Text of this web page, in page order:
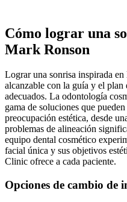
Cómo lograr una
Mark Ronson
Lograr una sonrisa inspirada
alcanzable con la guía y el plan
adecuados. La odontología
gama de soluciones que
preocupación estética, desde
problemas de alineación
equipo dental cosmético
facial única y sus objetivos
Clinic ofrece a cada paciente.
Opciones de cambio de